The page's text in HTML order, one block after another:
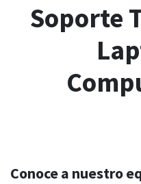
Soporte
Conoce a nuestro